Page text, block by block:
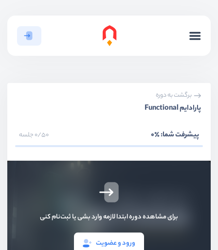
برگشت به دوره
پارادایم Functional
پیشرفت شما:٪0 0/50 جلسه
برای مشاهده دوره ابتدا لازمه وارد بشی یا ثبت‌نام کنی
ورود و عضویت